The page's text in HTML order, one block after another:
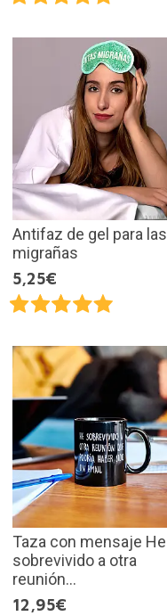
Antifaz de gel para las
migrañas
5,25€
Taza con mensaje He
sobrevivido a otra
reunión...
12,95€